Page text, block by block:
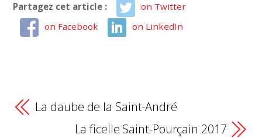
Partagez cet article :
on Twitter
on Facebook
on LinkedIn
La daube de la Saint-André
La ficelle Saint-Pourçain 2017